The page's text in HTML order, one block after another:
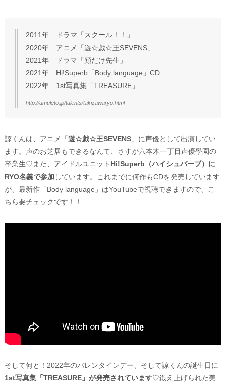
2011年 ドラマ「スクール！！」
2020年 アニメ「遊☆戯☆王SEVENS」
2021年 ドラマ「顔だけ先生」
2021年 Hi!Superb「Body language」CD
2022年 1st写真集「TREASURE」
http://amuleto.jp/talents/takizawaryo.html
諒くんは、アニメ「 遊☆戯☆王SEVENS」に声優として出演してい
ます。声のお芝居もできるなんて、さすが六本木一丁目声優學園の
卒業生♡また、アイドルユニット Hi!Superb（ハイシュパーブ）に
RYO名義で参加 しています。これまでに何作もCDを発売しています
が、最新作「Body language」はYouTubeで視聴できますので、こ
ちら要チェックです！！
そして何と！2022年のバレンタインデー、そして諒くんの誕生日に
1st写真集「TREASURE」が発売されています♡鍛え上げられた美